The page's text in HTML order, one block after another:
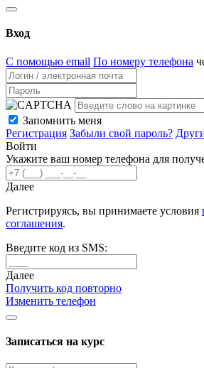
Вход
С помощью email По номеру телефона
Запомнить меня
Регистрация Забыли свой пароль?
Войти
Укажите ваш номер телефона для
Далее
Регистрируясь, вы принимаете условия
соглашения.
Введите код из SMS:
Далее
Получить код повторно
Изменить телефон
Записаться на курс